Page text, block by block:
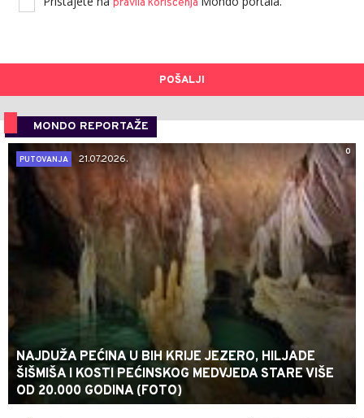
pravila korišćenja
POŠALJI
MONDO REPORTAŽE
0
PUTOVANJA
21.07.2026.
NAJDUŽA PEĆINA U BIH KRIJE JEZERO, HILJADE
ŠIŠMIŠA I KOSTI PEĆINSKOG MEDVJEDA STARE VIŠE
OD 20.000 GODINA (FOTO)